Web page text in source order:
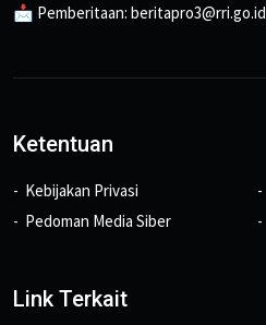
📩 Pemberitaan: beritapro3@rri.go.id
Ketentuan
Kebijakan Privasi
Pedoman Media Siber
Link Terkait